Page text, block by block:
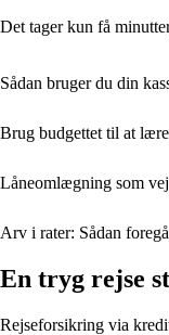
Det tager kun få
Sådan bruger du din
Brug budgettet til at
Låneomlægning som
Arv i rater: Sådan
En tryg rejse
Rejseforsikring via